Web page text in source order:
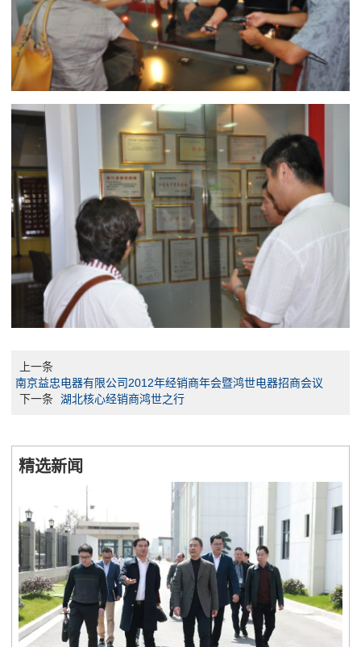
上一条
南京益忠电器有限公司2012年经销商年会暨鸿世电器招商会议
下一条 湖北核心经销商鸿世之行
精选新闻